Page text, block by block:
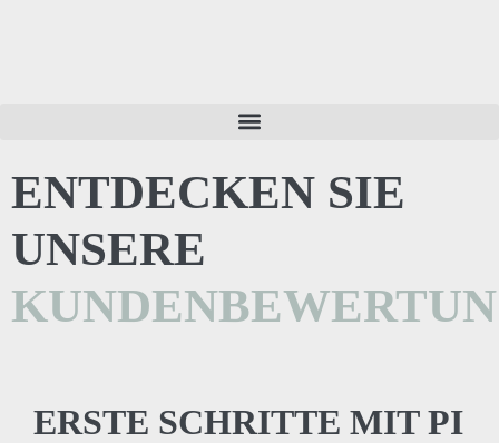
ENTDECKEN SIE
UNSERE
ERSTE SCHRITTE MIT PI